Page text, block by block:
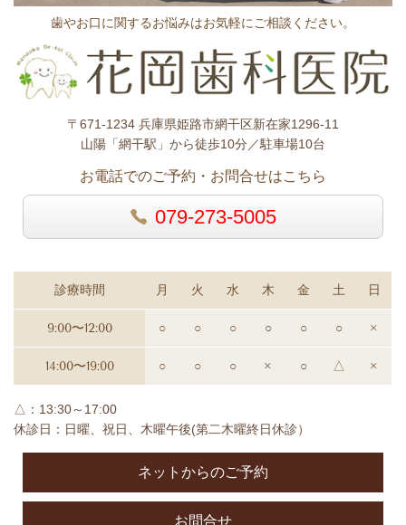
歯やお口に関するお悩みはお気軽にご相談ください。
〒671-1234 兵庫県姫路市網干区新在家1296-11
山陽「網干駅」から徒歩10分／駐車場10台
お電話でのご予約・お問合せはこちら
079-273-5005
診療時間 月 火 水 木 金 土 日
9:00〜12:00 ○ ○ ○ ○ ○ ○ ×
14:00〜19:00 ○ ○ ○ × ○ △ ×
△：13:30～17:00
休診日：日曜、祝日、木曜午後(第二木曜終日休診）
ネットからのご予約
お問合せ